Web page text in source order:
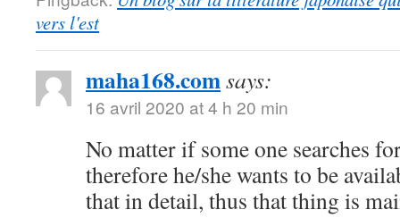
vers l'est
maha168.comsays:
16 avril 2020 at 4 h 20 min
No matter if some one searches
therefore he/she wants to be
that in detail, thus that thing is